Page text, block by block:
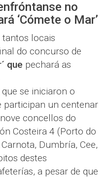
no
‘Cómete o Mar’
locais
do concurso de
que pechará as
se iniciaron o
participan un centenar
concellos do
Costeira 4 (Porto do
Dumbría, Cee,
destes
a pesar de que